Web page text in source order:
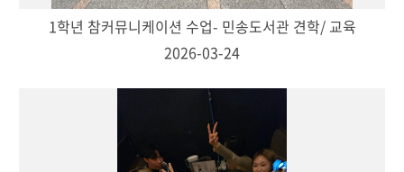
1학년 참커뮤니케이션 수업- 민송도서관 견학/ 교육
2026-03-24